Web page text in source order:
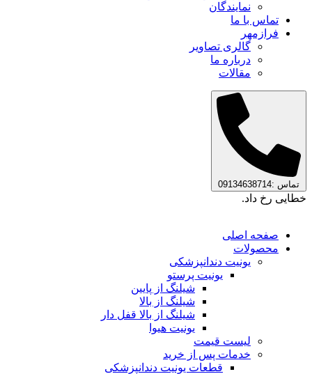
نمایندگان
تماس با ما
فرازمهر
گالری تصاویر
درباره ما
مقالات
تماس :09134638714
خطایی رخ داد.
صفحه اصلی
محصولات
یونیت دندانپزشکی
یونیت پرستو
شیلنگ از پایین
شیلنگ از بالا
شیلنگ از بالا قفل دار
یونیت هیوا
لیست قیمت
خدمات پس از خرید
قطعات یونیت دندانپزشکی